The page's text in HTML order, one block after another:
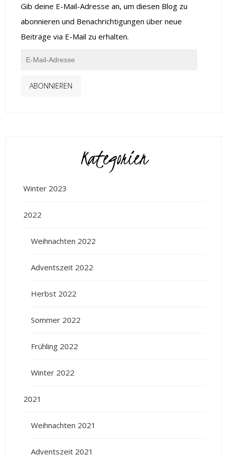
Gib deine E-Mail-Adresse an, um diesen Blog zu
abonnieren und Benachrichtigungen über neue
Beiträge via E-Mail zu erhalten.
ABONNIEREN
Kategorien
Winter 2023
2022
Weihnachten 2022
Adventszeit 2022
Herbst 2022
Sommer 2022
Frühling 2022
Winter 2022
2021
Weihnachten 2021
Adventszeit 2021